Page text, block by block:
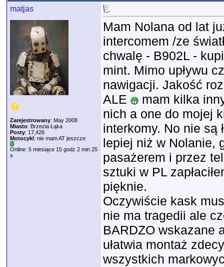
matjas
Zarejestrowany: May 2008
Miasto: Brzezia Łąka
Posty: 17,426
Motocykl: nie mam AT jeszcze
Online: 5 miesiące 15 godz 2 min 25
s
Mam Nolana od lat
intercomem /ze
chwalę - B902L -
mint. Mimo upływu
nawigacji. Jakość
ALE
mam kilka
nich a one do mojej
interkomy. No nie są
lepiej niż w Nolanie,
pasażerem i przez
sztuki w PL
pięknie.
Oczywiście kask
nie ma tragedii ale
BARDZO wskazane
ułatwia montaż
wszystkich